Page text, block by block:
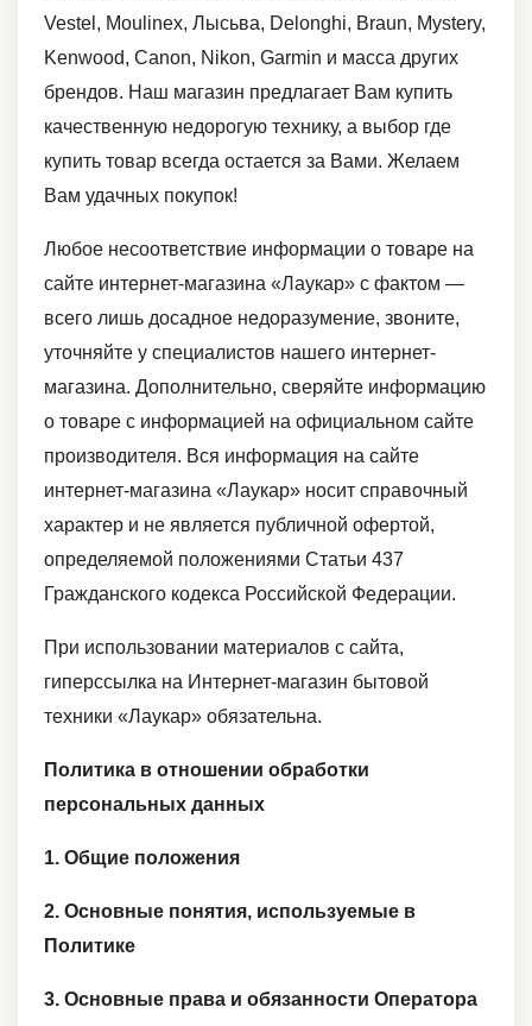
Vestel, Moulinex, Лысьва, Delonghi, Braun, Mystery,
Kenwood, Canon, Nikon, Garmin и масса других
брендов. Наш магазин предлагает Вам купить
качественную недорогую технику, а выбор где
купить товар всегда остается за Вами. Желаем
Вам удачных покупок!
Любое несоответствие информации о товаре на
сайте интернет-магазина «Лаукар» с фактом —
всего лишь досадное недоразумение, звоните,
уточняйте у специалистов нашего интернет-
магазина. Дополнительно, сверяйте информацию
о товаре с информацией на официальном сайте
производителя. Вся информация на сайте
интернет-магазина «Лаукар» носит справочный
характер и не является публичной офертой,
определяемой положениями Статьи 437
Гражданского кодекса Российской Федерации.
При использовании материалов с сайта,
гиперссылка на Интернет-магазин бытовой
техники «Лаукар» обязательна.
Политика в отношении обработки
персональных данных
1. Общие положения
2. Основные понятия, используемые в
Политике
3. Основные права и обязанности Оператора